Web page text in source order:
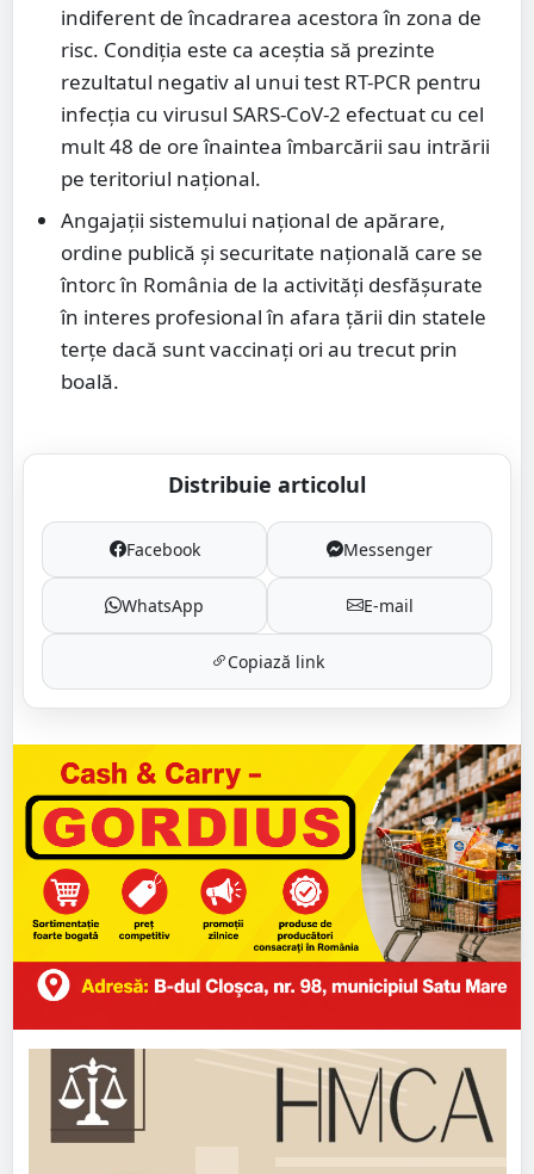
indiferent de încadrarea acestora în zona de
risc. Condiția este ca aceștia să prezinte
rezultatul negativ al unui test RT-PCR pentru
infecția cu virusul SARS-CoV-2 efectuat cu cel
mult 48 de ore înaintea îmbarcării sau intrării
pe teritoriul național.
Angajații sistemului național de apărare,
ordine publică şi securitate națională care se
întorc în România de la activități desfășurate
în interes profesional în afara țării din statele
terțe dacă sunt vaccinați ori au trecut prin
boală.
Distribuie articolul
Facebook Messenger
WhatsApp E-mail
Copiază link